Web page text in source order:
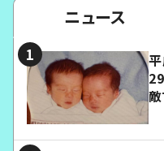
ニュース
敵